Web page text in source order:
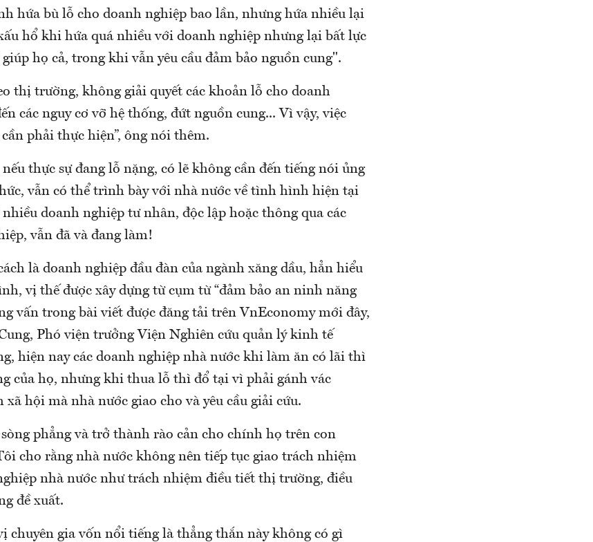
hứa bù lỗ cho doanh nghiệp bao lần, nhưng hứa nhiều lại
hổ khi hứa quá nhiều với doanh nghiệp nhưng lại bất lực
họ cả, trong khi vẫn yêu cầu đảm bảo nguồn cung".
thị trường, không giải quyết các khoản lỗ cho doanh
các nguy cơ vỡ hệ thống, đứt nguồn cung... Vì vậy, việc
phải thực hiện”, ông nói thêm.
thực sự đang lỗ nặng, có lẽ không cần đến tiếng nói ủng
vẫn có thể trình bày với nhà nước về tình hình hiện tại
doanh nghiệp tư nhân, độc lập hoặc thông qua các
vẫn đã và đang làm!
là doanh nghiệp đầu đàn của ngành xăng dầu, hẳn hiểu
vị thế được xây dựng từ cụm từ “đảm bảo an ninh năng
vấn trong bài viết được đăng tải trên VnEconomy mới đây,
Phó viện trưởng Viện Nghiên cứu quản lý kinh tế
hiện nay các doanh nghiệp nhà nước khi làm ăn có lãi thì
của họ, nhưng khi thua lỗ thì đổ tại vì phải gánh vác
hội mà nhà nước giao cho và yêu cầu giải cứu.
phẳng và trở thành rào cản cho chính họ trên con
cho rằng nhà nước không nên tiếp tục giao trách nhiệm
nhà nước như trách nhiệm điều tiết thị trường, điều
đề xuất.
chuyên gia vốn nổi tiếng là thẳng thắn này không có gì